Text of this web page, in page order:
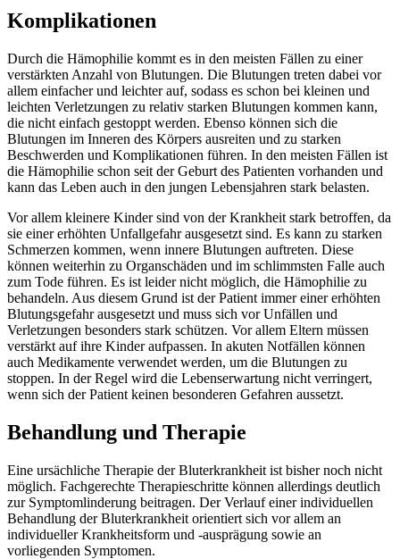
Komplikationen
Durch die Hämophilie kommt es in den meisten Fällen zu einer
verstärkten Anzahl von Blutungen. Die Blutungen treten dabei vor
allem einfacher und leichter auf, sodass es schon bei kleinen und
leichten Verletzungen zu relativ starken Blutungen kommen kann,
die nicht einfach gestoppt werden. Ebenso können sich die
Blutungen im Inneren des Körpers ausreiten und zu starken
Beschwerden und Komplikationen führen. In den meisten Fällen ist
die Hämophilie schon seit der Geburt des Patienten vorhanden und
kann das Leben auch in den jungen Lebensjahren stark belasten.
Vor allem kleinere Kinder sind von der Krankheit stark betroffen, da
sie einer erhöhten Unfallgefahr ausgesetzt sind. Es kann zu starken
Schmerzen kommen, wenn innere Blutungen auftreten. Diese
können weiterhin zu Organschäden und im schlimmsten Falle auch
zum Tode führen. Es ist leider nicht möglich, die Hämophilie zu
behandeln. Aus diesem Grund ist der Patient immer einer erhöhten
Blutungsgefahr ausgesetzt und muss sich vor Unfällen und
Verletzungen besonders stark schützen. Vor allem Eltern müssen
verstärkt auf ihre Kinder aufpassen. In akuten Notfällen können
auch Medikamente verwendet werden, um die Blutungen zu
stoppen. In der Regel wird die Lebenserwartung nicht verringert,
wenn sich der Patient keinen besonderen Gefahren aussetzt.
Behandlung und Therapie
Eine ursächliche Therapie der Bluterkrankheit ist bisher noch nicht
möglich. Fachgerechte Therapieschritte können allerdings deutlich
zur Symptomlinderung beitragen. Der Verlauf einer individuellen
Behandlung der Bluterkrankheit orientiert sich vor allem an
individueller Krankheitsform und -ausprägung sowie an
vorliegenden Symptomen.